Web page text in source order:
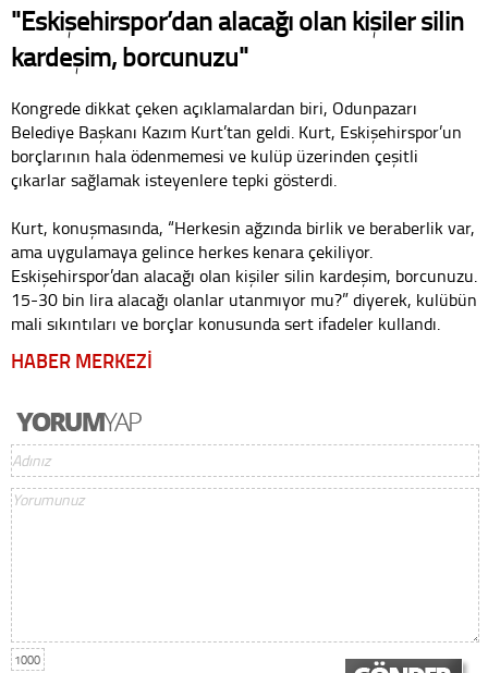
"Eskişehirspor’dan alacağı olan kişiler silin
kardeşim, borcunuzu"
Kongrede dikkat çeken açıklamalardan biri, Odunpazarı
Belediye Başkanı Kazım Kurt’tan geldi. Kurt, Eskişehirspor’un
borçlarının hala ödenmemesi ve kulüp üzerinden çeşitli
çıkarlar sağlamak isteyenlere tepki gösterdi.
Kurt, konuşmasında, “Herkesin ağzında birlik ve beraberlik var,
ama uygulamaya gelince herkes kenara çekiliyor.
Eskişehirspor’dan alacağı olan kişiler silin kardeşim, borcunuzu.
15-30 bin lira alacağı olanlar utanmıyor mu?” diyerek, kulübün
mali sıkıntıları ve borçlar konusunda sert ifadeler kullandı.
HABER MERKEZİ
1000